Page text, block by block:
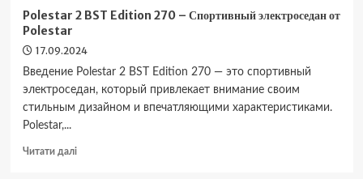
Polestar 2 BST Edition 270 – Спортивный электроседан от
Polestar
17.09.2024
Введение Polestar 2 BST Edition 270 — это спортивный
электроседан, который привлекает внимание своим
стильным дизайном и впечатляющими характеристиками.
Polestar,...
Читати даліДокладніше